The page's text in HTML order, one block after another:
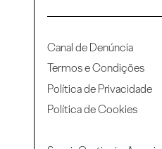
Canal de Denúncia
Termos e Condições
Política de Privacidade
Política de Cookies